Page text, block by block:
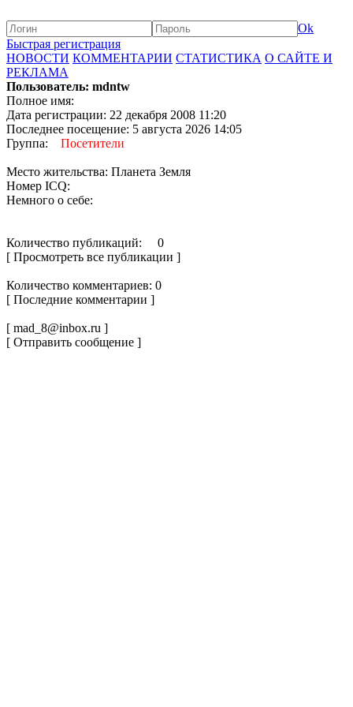
Ok
Быстрая регистрация
НОВОСТИ КОММЕНТАРИИ СТАТИСТИКА О САЙТЕ И
РЕКЛАМА
Пользователь: mdntw
Полное имя:
Дата регистрации: 22 декабря 2008 11:20
Последнее посещение: 5 августа 2026 14:05
Группа: Посетители
Место жительства: Планета Земля
Номер ICQ:
Немного о себе:
Количество публикаций: 0
[ Просмотреть все публикации ]
Количество комментариев: 0
[ Последние комментарии ]
[ mad_8@inbox.ru ]
[ Отправить сообщение ]